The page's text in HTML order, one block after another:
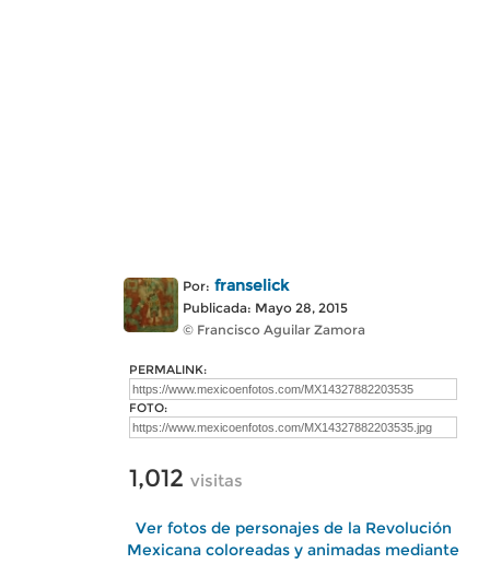
Por: franselick
Publicada: Mayo 28, 2015
© Francisco Aguilar Zamora
PERMALINK:
FOTO:
1,012 visitas
Ver fotos de personajes de la Revolución
Mexicana coloreadas y animadas mediante